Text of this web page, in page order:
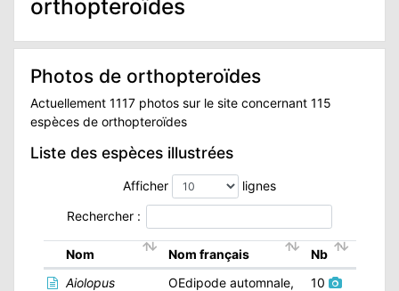
orthopteroïdes
Photos de orthopteroïdes
Actuellement 1117 photos sur le site concernant 115
espèces de orthopteroïdes
Liste des espèces illustrées
Afficher
lignes
Rechercher :
Nom Nom français
Nb
Aiolopus
OEdipode automnale,
10